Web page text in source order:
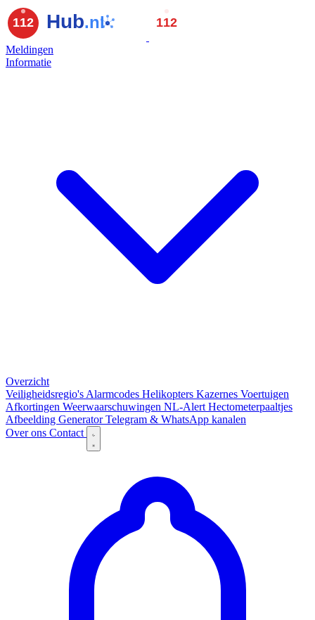
Meldingen
Informatie
Overzicht
Veiligheidsregio's Alarmcodes Helikopters Kazernes Voertuigen
Afkortingen Weerwaarschuwingen NL-Alert Hectometerpaaltjes
Afbeelding GeneratorTelegram & WhatsApp kanalen
Over ons Contact